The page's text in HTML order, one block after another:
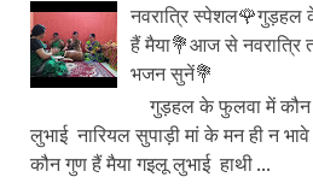
नवरात्रि
हैं मैया💐आज से नवरात्रि
भजन सुनें💐
गुड़हल के फुलवा में कौन
लुभाई नारियल सुपाड़ी मां के मन ही न
कौन गुण हैं मैया गइलू लुभाई हाथी ...